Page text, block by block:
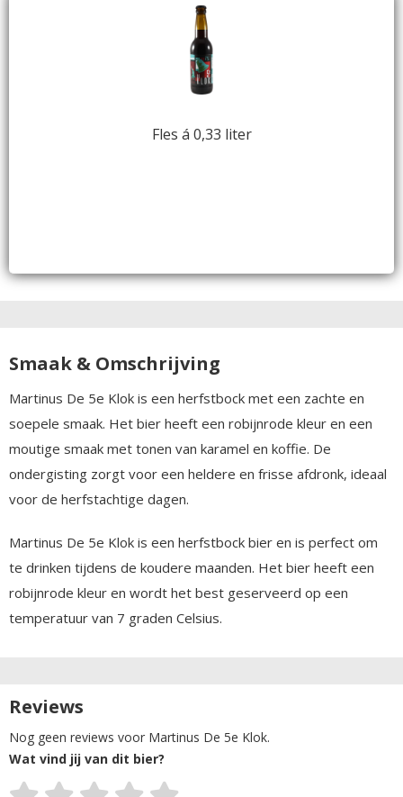
Fles á 0,33 liter
Smaak & Omschrijving
Martinus De 5e Klok is een herfstbock met een zachte en
soepele smaak. Het bier heeft een robijnrode kleur en een
moutige smaak met tonen van karamel en koffie. De
ondergisting zorgt voor een heldere en frisse afdronk, ideaal
voor de herfstachtige dagen.
Martinus De 5e Klok is een herfstbock bier en is perfect om
te drinken tijdens de koudere maanden. Het bier heeft een
robijnrode kleur en wordt het best geserveerd op een
temperatuur van 7 graden Celsius.
Reviews
Nog geen reviews voor Martinus De 5e Klok.
Wat vind jij van dit bier?